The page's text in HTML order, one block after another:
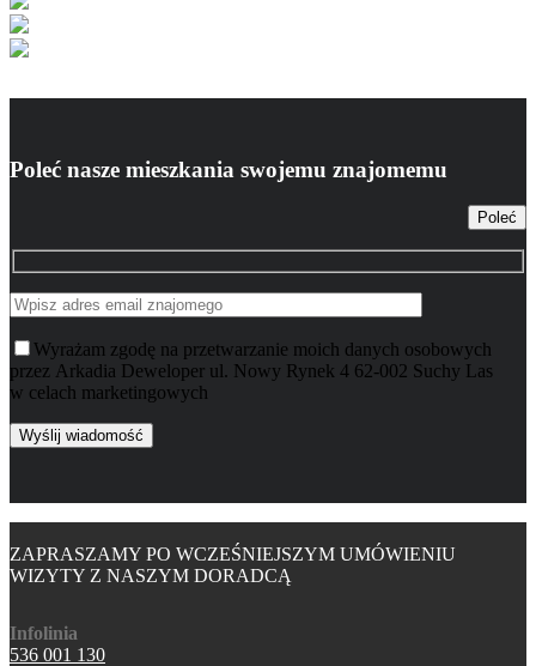
Poleć nasze mieszkania swojemu znajomemu
Poleć
Wyrażam zgodę na przetwarzanie moich danych osobowych
przez Arkadia Deweloper ul. Nowy Rynek 4 62-002 Suchy Las
w celach marketingowych
ZAPRASZAMY PO WCZEŚNIEJSZYM UMÓWIENIU
WIZYTY Z NASZYM DORADCĄ
Infolinia
536 001 130